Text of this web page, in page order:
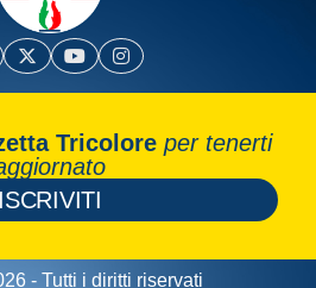
Tricolore per tenerti
ISCRIVITI
- Tutti i diritti riservati